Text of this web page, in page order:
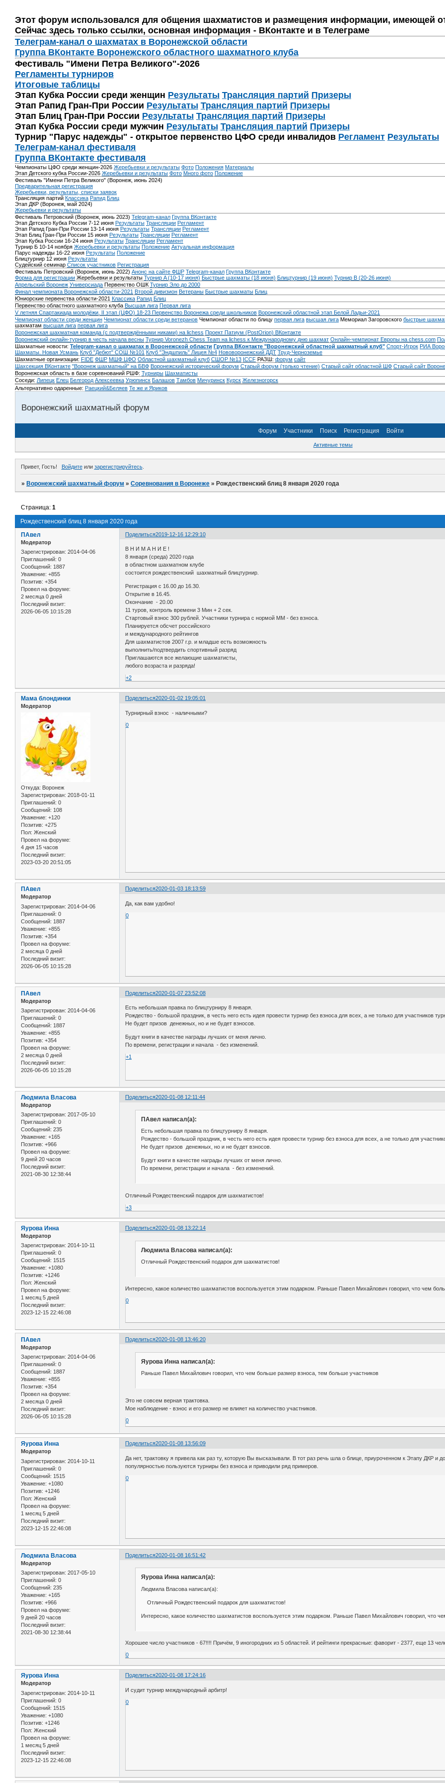
Этот форум использовался для общения шахматистов и размещения информации, имеющей
Сейчас здесь только ссылки, основная информация - ВКонтакте и в Телеграме
Телеграм-канал о шахматах в Воронежской области
Группа ВКонтакте Воронежского областного шахматного клуба
Фестиваль "Имени Петра Великого"-2026
Регламенты турниров
Итоговые таблицы
Этап Кубка России среди женщин Результаты Трансляция партий Призеры
Этап Рапид Гран-При России Результаты Трансляция партий Призеры
Этап Блиц Гран-При России Результаты Трансляция партий Призеры
Этап Кубка России среди мужчин Результаты Трансляция партий Призеры
Турнир "Парус надежды" - открытое первенство ЦФО среди инвалидов Регламент Результаты
Телеграм-канал фестиваля
Группа ВКонтакте фестиваля
Чемпионаты ЦФО среди женщин-2026 Жеребьевки и результаты Фото Положения Материалы
Этап Детского кубка России-2026 Жеребьевки и результаты Фото Много фото Положение
Фестиваль "Имени Петра Великого" (Воронеж, июнь 2024)
Предварительная регистрация
Жеребьевки, результаты, списки заявок
Трансляция партий Классика Рапид Блиц
Этап ДКР (Воронеж, май 2024)
Жеребьевки и результаты
Фестиваль Петровский (Воронеж, июнь 2023) Telegram-канал Группа ВКонтакте
Этап Детского Кубка России 7-12 июня Результаты Трансляции Регламент
Этап Рапид Гран-При России 13-14 июня Результаты Трансляции Регламент
Этап Блиц Гран-При России 15 июня Результаты Трансляции Регламент
Этап Кубка России 16-24 июня Результаты Трансляции Регламент
Турнир Б 10-14 ноября Жеребьевки и результаты Положение Актуальная информация
Парус надежды 16-22 июня Результаты Положение
Блицтурнир 12 июня Результаты
Судейский семинар Список участников Регистрация
Фестиваль Петровский (Воронеж, июнь 2022) Анонс на сайте ФШР Telegram-канал Группа ВКонтакте
Форма для регистрации Жеребьевки и результаты Турнир A (10-17 июня) Быстрые шахматы (18 июня) Блицтурнир (19 июня) Турнир B (20-26 июня)
Апрельский Воронеж Универсиада Первенство ОШК Турнир Эло до 2000
Финал чемпионата Воронежской области-2021 Второй дивизион Ветераны Быстрые шахматы Блиц
Юниорские первенства области-2021 Классика Рапид Блиц
Первенство областного шахматного клуба Высшая лига Первая лига
V летняя Спартакиада молодёжи, II этап (ЦФО) 18-23 Первенство Воронежа среди школьников Воронежский областной этап Белой Ладьи-2021
Чемпионат области среди женщин Чемпионат области среди ветеранов Чемпионат области по блицу первая лига высшая лига Мемориал Загоровского быстрые
шахматам высшая лига первая лига
Воронежская шахматная команда (с подтверждёнными никами) на lichess Проект Патиум (PostOrion) ВКонтакте
Воронежский онлайн-турнир в честь начала весны Турнир Voronezh Chess Team на lichess к Международному дню шахмат Онлайн-чемпионат Европы на chess.com
Шахматные новости: Telegram-канал о шахматах в Воронежской области Группа ВКонтакте "Воронежский областной шахматный клуб" Спорт-Игрок РИА
Шахматы. Новая Усмань Клуб "Дебют" СОШ №101 Клуб "Эндшпиль" Лицея №4 Нововоронежский ДДТ Труд-Черноземье
Шахматные организации: FIDE ФШР МШФ ЦФО Областной шахматный клуб СШОР №13 ICCF РАЗШ: форум сайт
Шахсекция ВКонтакте "Воронеж шахматный" на БВФ Воронежский исторический форум Cтарый форум (только чтение) Старый сайт областной ШФ Старый сайт
Воронежская область в базе соревнований РШФ: Турниры Шахматисты
Соседи: Липецк Елец Белгород Алексеевка Урюпинск Балашов Тамбов Мичуринск Курск Железногорск
Альтернативно одаренные: Раецкий&Беляев Те же и Яриков
Воронежский шахматный форум
Форум Участники Поиск Регистрация Войти
Активные темы
Привет, Гость! Войдитеили зарегистрируйтесь.
»Воронежский шахматный форум »Соревнования в Воронеже »Рождественский блиц 8 января 2020 года
Рождественский блиц 8 января 2020 года
Страница:1
Поделиться2019-12-16 12:29:10
ПАвел
Модератор
Зарегистрирован: 2014-04-06
Приглашений: 0
Сообщений: 1887
Уважение: +855
Позитив: +354
Провел на форуме:
2 месяца 0 дней
Последний визит:
2026-06-05 10:15:28
В Н И М А Н И Е !
8 января (среда) 2020 года
в областном шахматном клубе
состоится рождественский шахматный блицтурнир.
Регистрация с 16.00 до 16.30.
Открытие в 16.45.
Окончание - 20.00
11 туров, контроль времени 3 Мин + 2 сек.
Стартовый взнос 300 рублей. Участники турнира с нормой ММ - без взноса.
Планируется обсчет российского
и международного рейтингов
Для шахматистов 2007 г.р. и младше есть возможность
выполнить/подтвердить спортивный разряд
Приглашаются все желающие шахматисты,
любого возраста и разряда!
+2
Поделиться2020-01-02 19:05:01
Мама блондинки
Модератор
Откуда: Воронеж
Зарегистрирован: 2018-01-11
Приглашений: 0
Сообщений: 108
Уважение: +120
Позитив: +275
Пол: Женский
Провел на форуме:
4 дня 15 часов
Последний визит:
2023-03-20 20:51:05
Турнирный взнос - наличными?
0
Поделиться2020-01-03 18:13:59
ПАвел
Модератор
Зарегистрирован: 2014-04-06
Приглашений: 0
Сообщений: 1887
Уважение: +855
Позитив: +354
Провел на форуме:
2 месяца 0 дней
Последний визит:
2026-06-05 10:15:28
Да, как вам удобно!
0
Поделиться2020-01-07 23:52:08
ПАвел
Модератор
Зарегистрирован: 2014-04-06
Приглашений: 0
Сообщений: 1887
Уважение: +855
Позитив: +354
Провел на форуме:
2 месяца 0 дней
Последний визит:
2026-06-05 10:15:28
Есть небольшая правка по блицтурниру 8 января.
Рождество - большой праздник, в честь него есть идея провести турнир без взноса для всех, а не только для участников
Не будет призов денежных, но и не будет взносов.
Будут книги в качестве награды лучших от меня лично.
По времени, регистрации и начала - без изменений.
+1
Поделиться2020-01-08 12:11:44
Людмила Власова
Модератор
Зарегистрирован: 2017-05-10
Приглашений: 0
Сообщений: 235
Уважение: +165
Позитив: +966
Провел на форуме:
9 дней 20 часов
Последний визит:
2021-08-30 12:38:44
ПАвел написал(а):
Есть небольшая правка по блицтурниру 8 января.
Рождество - большой праздник, в честь него есть идея провести турнир без взноса для всех, а не только для
Не будет призов денежных, но и не будет взносов.
Будут книги в качестве награды лучших от меня лично.
По времени, регистрации и начала - без изменений.
Отличный Рождественский подарок для шахматистов!
+3
Поделиться2020-01-08 13:22:14
Яурова Инна
Модератор
Зарегистрирован: 2014-10-11
Приглашений: 0
Сообщений: 1515
Уважение: +1080
Позитив: +1246
Пол: Женский
Провел на форуме:
1 месяц 5 дней
Последний визит:
2023-12-15 22:46:08
Людмила Власова написал(а):
Отличный Рождественский подарок для шахматистов!
Интересно, какое количество шахматистов воспользуется этим подарком. Раньше Павел Михайлович говорил, что чем
0
Поделиться2020-01-08 13:46:20
ПАвел
Модератор
Зарегистрирован: 2014-04-06
Приглашений: 0
Сообщений: 1887
Уважение: +855
Позитив: +354
Провел на форуме:
2 месяца 0 дней
Последний визит:
2026-06-05 10:15:28
Яурова Инна написал(а):
Раньше Павел Михайлович говорил, что чем больше размер взноса, тем больше участников
Это не совсем верная трактовка.
Мое наблюдение - взнос и его размер не влияет на количество участников.
0
Поделиться2020-01-08 13:56:09
Яурова Инна
Модератор
Зарегистрирован: 2014-10-11
Приглашений: 0
Сообщений: 1515
Уважение: +1080
Позитив: +1246
Пол: Женский
Провел на форуме:
1 месяц 5 дней
Последний визит:
2023-12-15 22:46:08
Да нет, трактовку я привела как раз ту, которую Вы высказывали. В тот раз речь шла о блице, приуроченном к Этапу ДКР
популярностью пользуются турниры без взноса и приводили ряд примеров.
0
Поделиться2020-01-08 16:51:42
Людмила Власова
Модератор
Зарегистрирован: 2017-05-10
Приглашений: 0
Сообщений: 235
Уважение: +165
Позитив: +966
Провел на форуме:
9 дней 20 часов
Последний визит:
2021-08-30 12:38:44
Яурова Инна написал(а):
Людмила Власова написал(а):
Отличный Рождественский подарок для шахматистов!
Интересно, какое количество шахматистов воспользуется этим подарком. Раньше Павел Михайлович говорил, что
Хорошее число участников - 67!!!! Причём, 9 иногородних из 5 областей. И рейтинги прекрасные: фаворит - 2377, еще 13
0
Поделиться2020-01-08 17:24:16
Яурова Инна
Модератор
Зарегистрирован: 2014-10-11
Приглашений: 0
Сообщений: 1515
Уважение: +1080
Позитив: +1246
Пол: Женский
Провел на форуме:
1 месяц 5 дней
Последний визит:
2023-12-15 22:46:08
И судит турнир международный арбитр!
0